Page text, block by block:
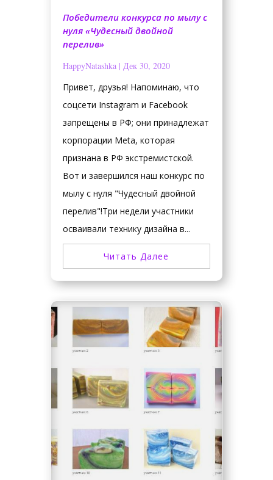
Победители конкурса по мылу с
нуля «Чудесный двойной
перелив»
HappyNatashka| Дек 30, 2020
Привет, друзья! Напоминаю, что
соцсети Instagram и Facebook
запрещены в РФ; они принадлежат
корпорации Meta, которая
признана в РФ экстремистской.
Вот и завершился наш конкурс по
мылу с нуля "Чудесный двойной
перелив"!Три недели участники
осваивали технику дизайна в...
Читать Далее